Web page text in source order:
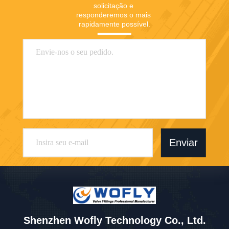
solicitação e
responderemos o mais
rapidamente possível.
Enviar
Shenzhen Wofly Technology Co., Ltd.